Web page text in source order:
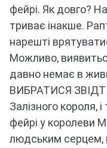
фейрі. Як довго?
триває інакше.
нарешті
Можливо,
давно немає в
ВИБРАТИСЯ
Залізного короля,
фейрі у королеви
людським серцем,